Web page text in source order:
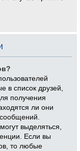
в список друзей,
получения
ли они
выделяться,
Если вы
то любые